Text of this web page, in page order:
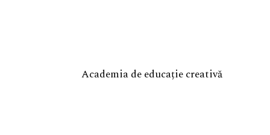
Academia de educație creativă